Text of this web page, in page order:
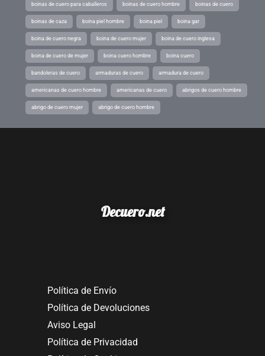
boinas de cuero para caballeros boinas de cuero hombre boinas de cuero
boinas de caza boina piel hombre boina piel boina gar
boina de cuero negra boina de cuero mujer boina de cuero inglesa
boina de cuero de mujer boina cuero hombre boina cuero
bandoleras de cuero armaduras de cuero armadura de cuero
americanas de cuero hombre americanas de cuero abrigos de cuero hombre
abrigo de cuero mujer abrigo de cuero hombre
Decuero.net
Política de Envío
Política de Devoluciones
Aviso Legal
Política de Privacidad